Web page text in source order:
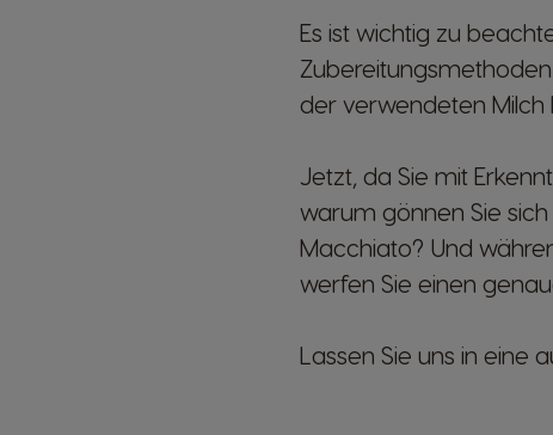
Es ist wichtig zu
der verwendeten Milch
Jetzt, da Sie mit
warum gönnen Sie
Macchiato? Und
werfen Sie einen
Lassen Sie uns in eine